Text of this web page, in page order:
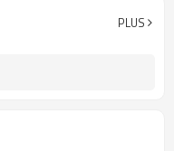
CE
PLUS